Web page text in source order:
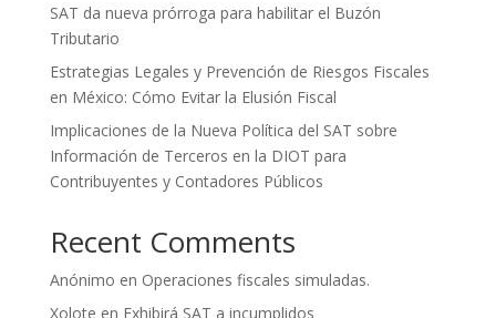
SAT da nueva prórroga para habilitar el Buzón
Tributario
Estrategias Legales y Prevención de Riesgos Fiscales
en México: Cómo Evitar la Elusión Fiscal
Implicaciones de la Nueva Política del SAT sobre
Información de Terceros en la DIOT para
Contribuyentes y Contadores Públicos
Recent Comments
Anónimo en Operaciones fiscales simuladas.
Xolote en Exhibirá SAT a incumplidos